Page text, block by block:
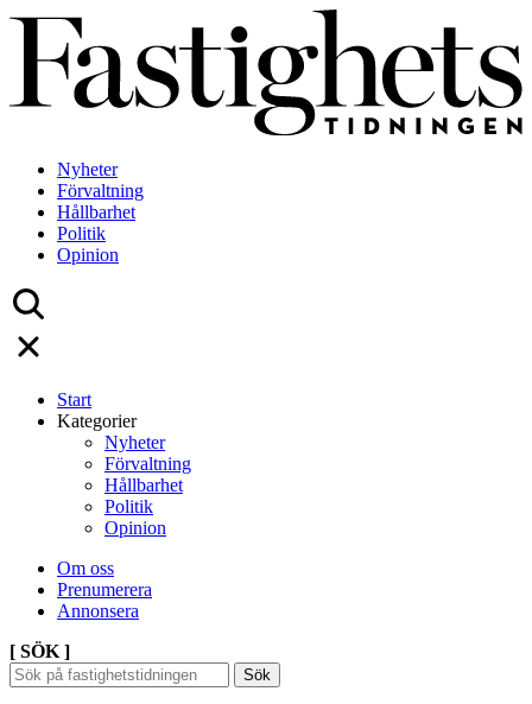
Skip
content
Nyheter
Förvaltning
Hållbarhet
Politik
Opinion
Start
Kategorier
Nyheter
Förvaltning
Hållbarhet
Politik
Opinion
Om oss
Prenumerera
Annonsera
[ SÖK ]
Sök
efter:
Sök
Sök